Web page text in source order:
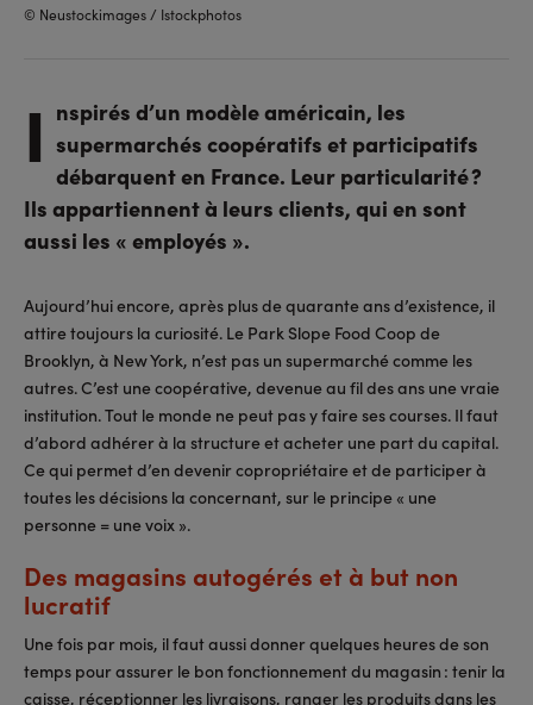
© Neustockimages / Istockphotos
I nspirés d’un modèle américain, les
supermarchés coopératifs et participatifs
débarquent en France. Leur particularité ?
Ils appartiennent à leurs clients, qui en sont
aussi les « employés ».
Aujourd’hui encore, après plus de quarante ans d’existence, il
attire toujours la curiosité. Le Park Slope Food Coop de
Brooklyn, à New York, n’est pas un supermarché comme les
autres. C’est une coopérative, devenue au fil des ans une vraie
institution. Tout le monde ne peut pas y faire ses courses. Il faut
d’abord adhérer à la structure et acheter une part du capital.
Ce qui permet d’en devenir copropriétaire et de participer à
toutes les décisions la concernant, sur le principe « une
personne = une voix ».
Des magasins autogérés et à but non
lucratif
Une fois par mois, il faut aussi donner quelques heures de son
temps pour assurer le bon fonctionnement du magasin : tenir la
caisse, réceptionner les livraisons, ranger les produits dans les